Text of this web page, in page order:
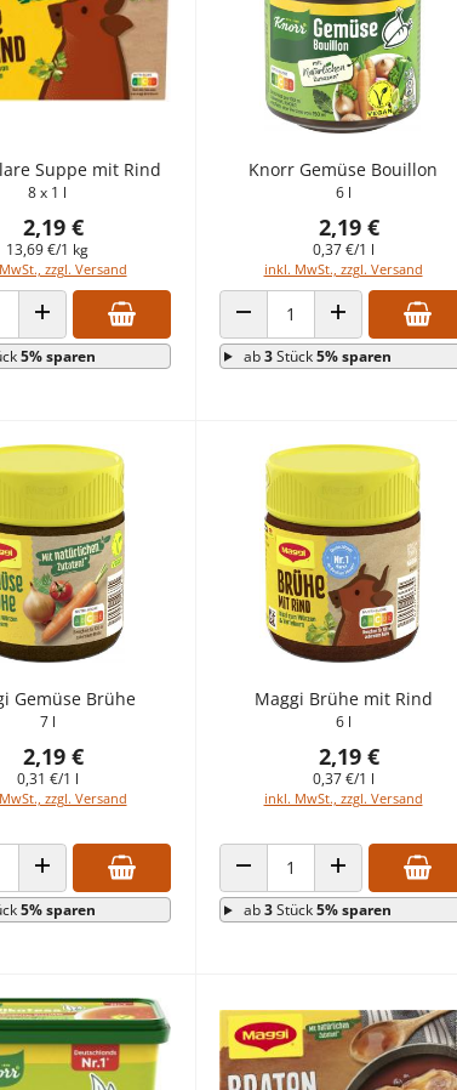
Suppe mit Rind
8 x 1 l
2,19 €
13,69 €/1 kg
zzgl. Versand
ANZAHL ERHÖHEN
5% sparen
Knorr Gemüse Bouillon
6 l
2,19 €
0,37 €/1 l
inkl. MwSt., zzgl. Versand
ANZAHL VERRINGERN
ANZAHL
ab3Stück5% sparen
Gemüse Brühe
7 l
2,19 €
0,31 €/1 l
zzgl. Versand
ANZAHL ERHÖHEN
5% sparen
Maggi Brühe mit Rind
6 l
2,19 €
0,37 €/1 l
inkl. MwSt., zzgl. Versand
ANZAHL VERRINGERN
ANZAHL
ab3Stück5% sparen